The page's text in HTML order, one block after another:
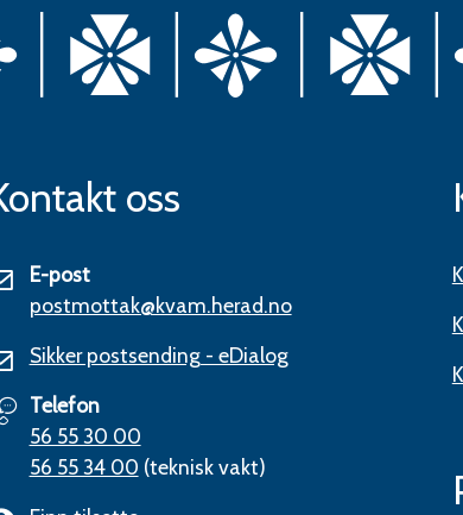
oss
E-post
postmottak@kvam.herad.no
Sikker postsending - eDialog
Telefon
56 55 30 00
56 55 34 00 (teknisk vakt)